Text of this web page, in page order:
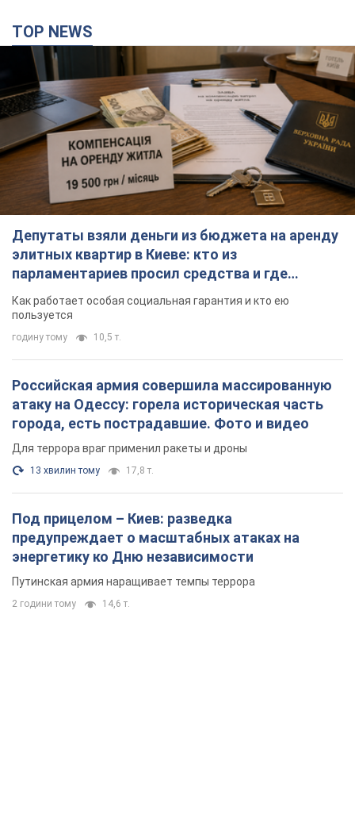
TOP NEWS
Депутаты взяли деньги из бюджета на аренду
элитных квартир в Киеве: кто из
парламентариев просил средства и где
поселился
Как работает особая социальная гарантия и кто ею
пользуется
годину тому 10,5 т.
Российская армия совершила массированную
атаку на Одессу: горела историческая часть
города, есть пострадавшие. Фото и видео
Для террора враг применил ракеты и дроны
13 хвилин тому 17,8 т.
Под прицелом – Киев: разведка
предупреждает о масштабных атаках на
энергетику ко Дню независимости
Путинская армия наращивает темпы террора
2 години тому 14,6 т.